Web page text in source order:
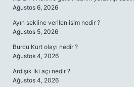
Ağustos 6, 2026
Ayın sekline verilen isim nedir ?
Ağustos 5, 2026
Burcu Kurt olayı nedir ?
Ağustos 4, 2026
Ardışık iki açı nedir ?
Ağustos 4, 2026